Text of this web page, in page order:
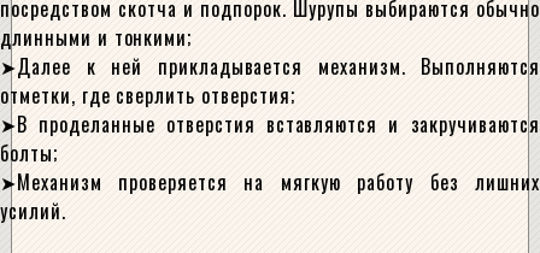
посредством скотча и подпорок. Шурупы выбираются обычно
длинными и тонкими;
Далее к ней прикладывается механизм. Выполняются
отметки, где сверлить отверстия;
В проделанные отверстия вставляются и закручиваются
болты;
Механизм проверяется на мягкую работу без лишних
усилий.